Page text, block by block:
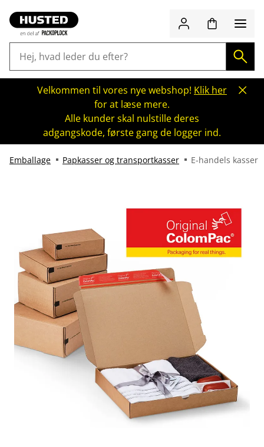
Velkommen til vores nye webshop! Klik her
for at læse mere.
Alle kunder skal nulstille deres
adgangskode, første gang de logger ind.
Emballage Papkasser og transportkasser E-handels kasser